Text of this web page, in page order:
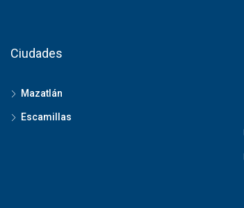
Ciudades
Mazatlán
Escamillas